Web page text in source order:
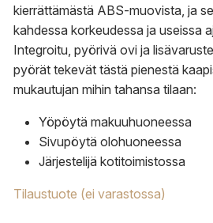
kierrättämästä ABS-muovista, ja
kahdessa korkeudessa ja useissa
Integroitu, pyörivä ovi ja
pyörät tekevät tästä pienestä
mukautujan mihin tahansa tilaan:
Yöpöytä makuuhuoneessa
Sivupöytä olohuoneessa
Järjestelijä kotitoimistossa
Tilaustuote (ei varastossa)